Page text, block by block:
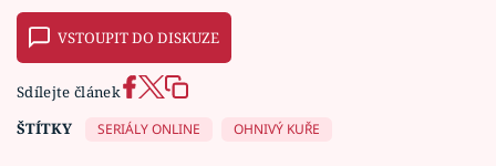
VSTOUPIT DO DISKUZE
Sdílejte článek
ŠTÍTKY
SERIÁLY ONLINE OHNIVÝ KUŘE